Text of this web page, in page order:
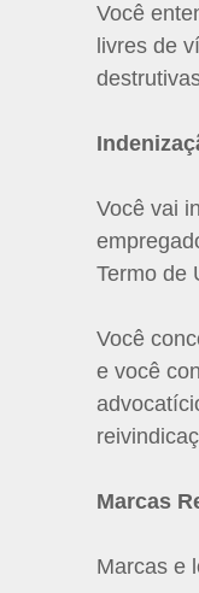
Você
livres de
Você vai
Termo de
Você
e você
Marcas
Marcas e